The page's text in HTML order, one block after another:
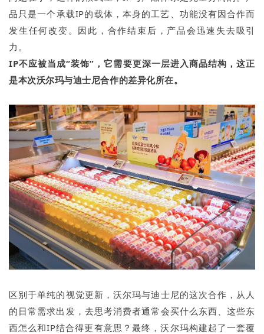
品只是一个承载IP的载体，本身的工艺、功能没有因合作而
发生任何改变。因此，合作结束后，产品会迅速失去吸引
力。
IP不应被当成“装饰” ，它需要更深一层进入商品结构，这正
是本次沃尔玛与迪士尼合作的差异化所在。
区别于单纯的视觉更新，沃尔玛与迪士尼的这次合作，从人
的日常需求出发，去思考消费者通常会买什么东西、这些东
西怎么和IP结合得更有意思？最终，沃尔玛构建起了一套覆